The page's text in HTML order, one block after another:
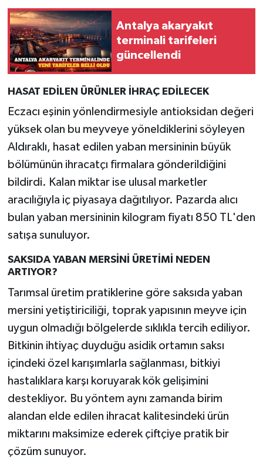
Antalya akaryakıt
terminali tarifeleri
güncellendi
HASAT EDİLEN ÜRÜNLER İHRAÇ EDİLECEK
Eczacı eşinin yönlendirmesiyle antioksidan değeri
yüksek olan bu meyveye yöneldiklerini söyleyen
Aldıraklı, hasat edilen yaban mersininin büyük
bölümünün ihracatçı firmalara gönderildiğini
bildirdi. Kalan miktar ise ulusal marketler
aracılığıyla iç piyasaya dağıtılıyor. Pazarda alıcı
bulan yaban mersininin kilogram fiyatı 850 TL'den
satışa sunuluyor.
SAKSIDA YABAN MERSİNİ ÜRETİMİ NEDEN
ARTIYOR?
Tarımsal üretim pratiklerine göre saksıda yaban
mersini yetiştiriciliği, toprak yapısının meyve için
uygun olmadığı bölgelerde sıklıkla tercih ediliyor.
Bitkinin ihtiyaç duyduğu asidik ortamın saksı
içindeki özel karışımlarla sağlanması, bitkiyi
hastalıklara karşı koruyarak kök gelişimini
destekliyor. Bu yöntem aynı zamanda birim
alandan elde edilen ihracat kalitesindeki ürün
miktarını maksimize ederek çiftçiye pratik bir
çözüm sunuyor.